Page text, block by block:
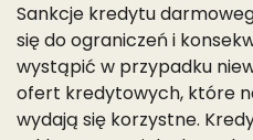
Sankcje kredytu
się do ograniczeń i
wystąpić w przypadku
ofert kredytowych, które
wydają się korzystne.